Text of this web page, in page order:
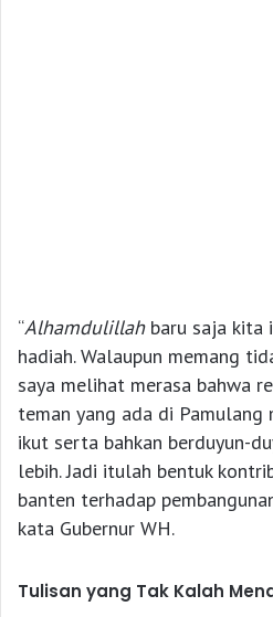
“Alhamdulillahbaru saja kita
hadiah. Walaupun memang
saya melihat merasa bahwa
teman yang ada di Pamulang
ikut serta bahkan berduyun-
lebih. Jadi itulah bentuk
banten terhadap
kata Gubernur WH.
Tulisan yang Tak Kalah